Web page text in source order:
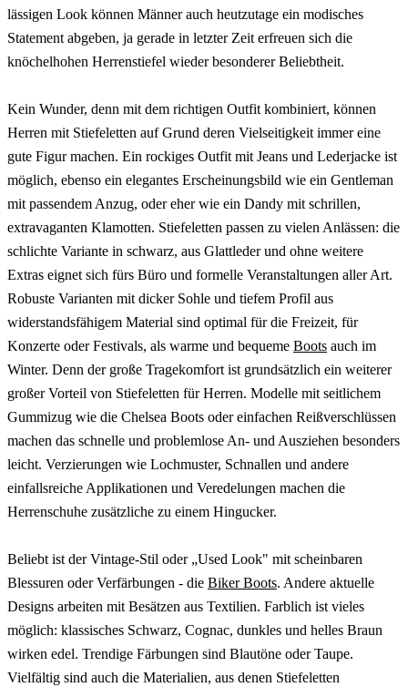
lässigen Look können Männer auch heutzutage ein modisches
Statement abgeben, ja gerade in letzter Zeit erfreuen sich die
knöchelhohen Herrenstiefel wieder besonderer Beliebtheit.
Kein Wunder, denn mit dem richtigen Outfit kombiniert, können
Herren mit Stiefeletten auf Grund deren Vielseitigkeit immer eine
gute Figur machen. Ein rockiges Outfit mit Jeans und Lederjacke ist
möglich, ebenso ein elegantes Erscheinungsbild wie ein Gentleman
mit passendem Anzug, oder eher wie ein Dandy mit schrillen,
extravaganten Klamotten. Stiefeletten passen zu vielen Anlässen: die
schlichte Variante in schwarz, aus Glattleder und ohne weitere
Extras eignet sich fürs Büro und formelle Veranstaltungen aller Art.
Robuste Varianten mit dicker Sohle und tiefem Profil aus
widerstandsfähigem Material sind optimal für die Freizeit, für
Konzerte oder Festivals, als warme und bequeme Boots auch im
Winter. Denn der große Tragekomfort ist grundsätzlich ein weiterer
großer Vorteil von Stiefeletten für Herren. Modelle mit seitlichem
Gummizug wie die Chelsea Boots oder einfachen Reißverschlüssen
machen das schnelle und problemlose An- und Ausziehen besonders
leicht. Verzierungen wie Lochmuster, Schnallen und andere
einfallsreiche Applikationen und Veredelungen machen die
Herrenschuhe zusätzliche zu einem Hingucker.
Beliebt ist der Vintage-Stil oder „Used Look" mit scheinbaren
Blessuren oder Verfärbungen - die Biker Boots. Andere aktuelle
Designs arbeiten mit Besätzen aus Textilien. Farblich ist vieles
möglich: klassisches Schwarz, Cognac, dunkles und helles Braun
wirken edel. Trendige Färbungen sind Blautöne oder Taupe.
Vielfältig sind auch die Materialien, aus denen Stiefeletten